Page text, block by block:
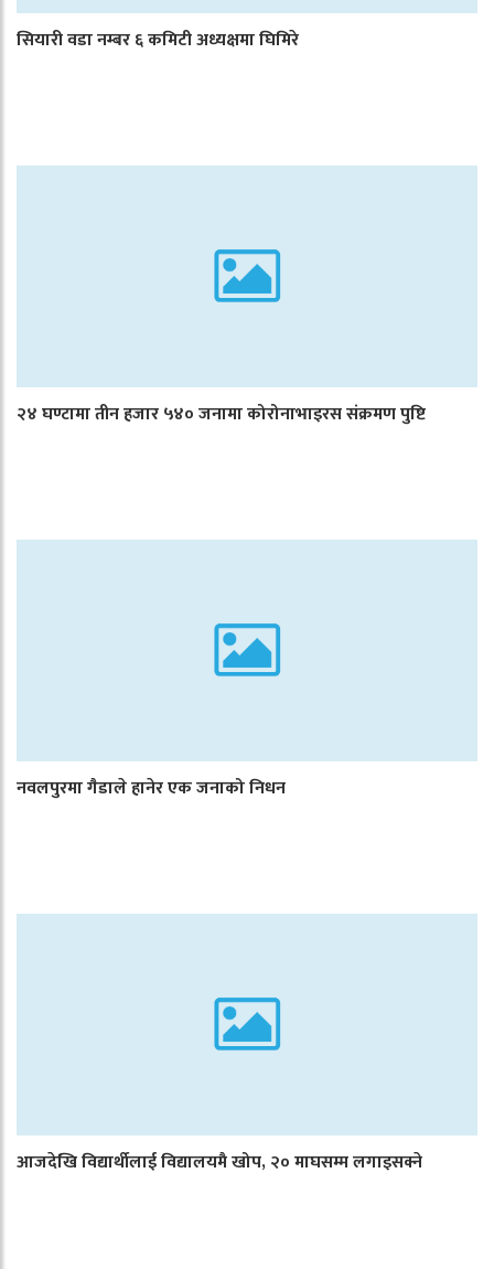
सियारी वडा नम्बर ६ कमिटी अध्यक्षमा घिमिरे
२४ घण्टामा तीन हजार ५४० जनामा कोरोनाभाइरस संक्रमण पुष्टि
नवलपुरमा गैडाले हानेर एक जनाको निधन
आजदेखि विद्यार्थीलाई विद्यालयमै खोप, २० माघसम्म लगाइसक्ने